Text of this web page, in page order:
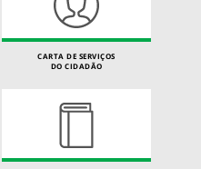
CARTA DE SERVIÇOS
DO CIDADÃO